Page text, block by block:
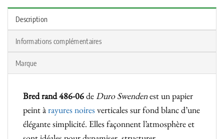
Description
Informations complémentaires
Marque
Bred rand 486-06deDuro Swendenest un papier
peint àrayures noiresverticales sur fond blanc d’une
élégante simplicité. Elles façonnent l’atmosphère et